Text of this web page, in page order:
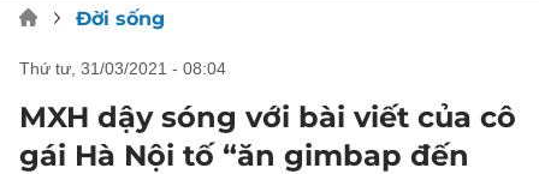
Đời sống
thứ tư, 31/03/2021 - 08:04
MXH dậy sóng với bài viết của cô
gái Hà Nội tố “ăn gimbap đến